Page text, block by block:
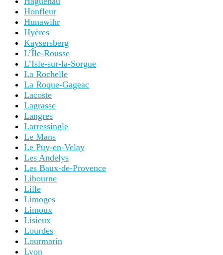
Honfleur
Hunawihr
Hyères
Kaysersberg
L’Île-Rousse
L’Isle-sur-la-Sorgue
La Rochelle
La Roque-Gageac
Lacoste
Lagrasse
Langres
Larressingle
Le Mans
Le Puy-en-Velay
Les Andelys
Les Baux-de-Provence
Libourne
Lille
Limoges
Limoux
Lisieux
Lourdes
Lourmarin
Lyon